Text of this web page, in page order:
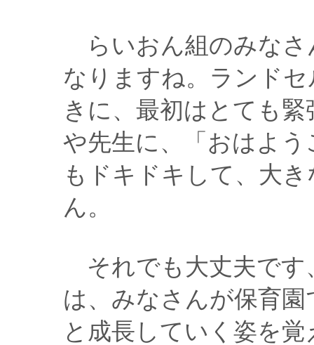
らいおん組のみなさ
なりますね。ランド
きに、最初はとても
や先生に、「おはよ
もドキドキして、大
ん。
それでも大丈夫です
は、みなさんが保育
と成長していく姿を